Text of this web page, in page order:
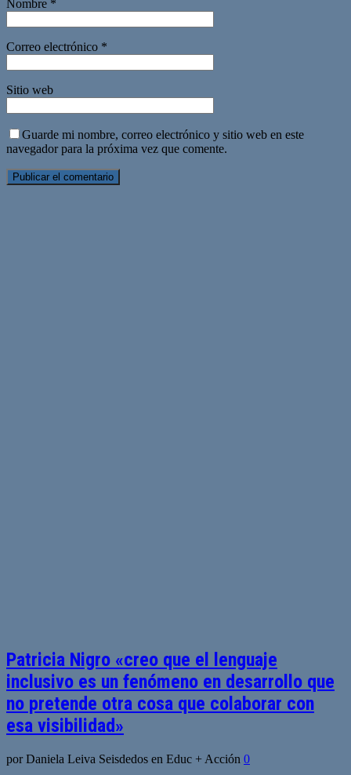
Nombre *
Correo electrónico *
Sitio web
Guarde mi nombre, correo electrónico y sitio web en este
navegador para la próxima vez que comente.
Patricia Nigro «creo que el lenguaje
inclusivo es un fenómeno en desarrollo que
no pretende otra cosa que colaborar con
esa visibilidad»
por Daniela Leiva Seisdedos en Educ + Acción 0